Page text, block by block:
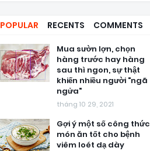
POPULAR RECENTS COMMENTS
Mua sườn lợn, chọn
hàng trước hay hàng
sau thì ngon, sự thật
khiến nhiều người "ngã
ngửa"
tháng 10 29, 2021
Gợi ý một số công thức
món ăn tốt cho bệnh
viêm loét dạ dày